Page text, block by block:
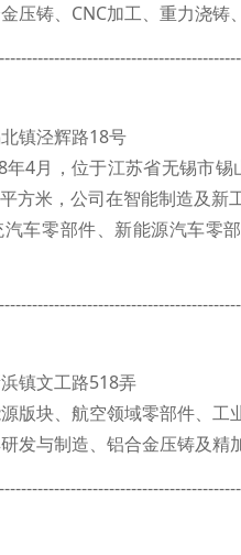
压铸、CNC加工、重力浇铸
镇泾辉路18号
年4月，位于江苏省无锡市
方米，公司在智能制造及新
车零部件、新能源汽车零
镇文工路518弄
版块、航空领域零部件、工
发与制造、铝合金压铸及精